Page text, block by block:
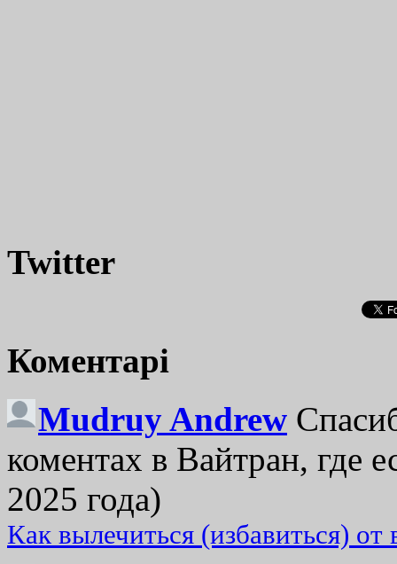
Twitter
Коментарі
Mudruy Andrew
коментах в Вайтран, где
2025 года)
Как вылечиться (избавиться)